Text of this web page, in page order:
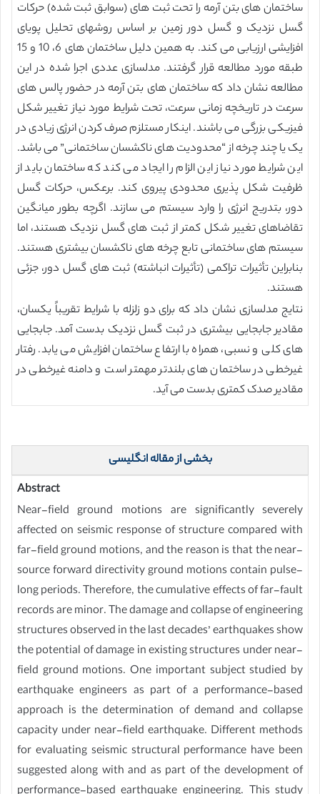
ساختمان های بتن آرمه را تحت ثبت های (سوابق ثبت شده) حرکات
گسل نزدیک و گسل دور زمین بر اساس روشهای تحلیل پویای
افزایشی ارزیابی می کند. به همین دلیل ساختمان های 6، 10 و 15
طبقه مورد مطالعه قرار گرفتند. مدلسازی عددی اجرا شده در این
مطالعه نشان داد که ساختمان های بتن آرمه در حضور پالس های
سرعت در تاریخچه زمانی سرعت، تحت شرایط مورد نیاز تغییر شکل
فیزیکی بزرگی می باشند. اینکار مستلزم صرف کردن انرژی زیادی در
یک یا چند چرخه از “محدودیت های ناکشسان ساختمانی” می باشد.
این شرایط مورد نیاز این الزام را ایجاد می کند که ساختمان باید از
ظرفیت شکل پذیری محدودی پیروی کند. برعکس، حرکات گسل
دور، بتدریج انرژی را وارد سیستم می سازند. اگرچه بطور میانگین
تقاضاهای تغییر شکل کمتر از ثبت های گسل نزدیک هستند، اما
سیستم های ساختمانی تابع چرخه های ناکشسان بیشتری هستند.
بنابراین تأثیرات تراکمی (تأثیرات انباشته) ثبت های گسل دور، جزئی
هستند.
نتایج مدلسازی نشان داد که برای دو زلزله با شرایط تقریباً یکسان،
مقادیر جابجایی بیشتری در ثبت گسل نزدیک بدست آمد. جابجایی
های کلی و نسبی، همراه با ارتفاع ساختمان افزایش می یابد. رفتار
غیرخطی در ساختمان های بلندتر مهمتر است و دامنه غیرخطی در
مقادیر صدک کمتری بدست می آید.
بخشی از مقاله انگلیسی
Abstract
Near-field ground motions are significantly severely
affected on seismic response of structure compared with
far-field ground motions, and the reason is that the near-
source forward directivity ground motions contain pulse-
long periods. Therefore, the cumulative effects of far-fault
records are minor. The damage and collapse of engineering
structures observed in the last decades’ earthquakes show
the potential of damage in existing structures under near-
field ground motions. One important subject studied by
earthquake engineers as part of a performance-based
approach is the determination of demand and collapse
capacity under near-field earthquake. Different methods
for evaluating seismic structural performance have been
suggested along with and as part of the development of